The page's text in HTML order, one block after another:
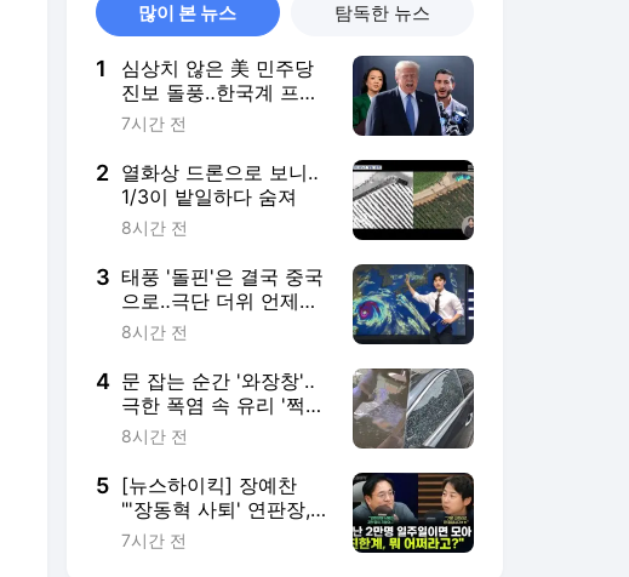
많이 본 뉴스 탐독한 뉴스
1
심상치 않은 美 민주당
진보 돌풍‥한국계 프란
체스카 홍이 이어가나
7시간 전
2 열화상 드론으로 보니‥
1/3이 밭일하다 숨져
8시간 전
3 태풍 '돌핀'은 결국 중국
으로‥극단 더위 언제까
지?
8시간 전
4 문 잡는 순간 '와장창'‥
극한 폭염 속 유리 '쩍
쩍'
8시간 전
5 [뉴스하이킥] 장예찬
"'장동혁 사퇴' 연판장,
친한계 당원 주축… '그
7시간 전